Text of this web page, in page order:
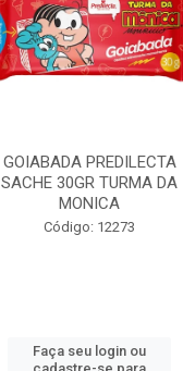
GOIABADA PREDILECTA
SACHE 30GR TURMA DA
MONICA
Código: 12273
Faça seu login ou